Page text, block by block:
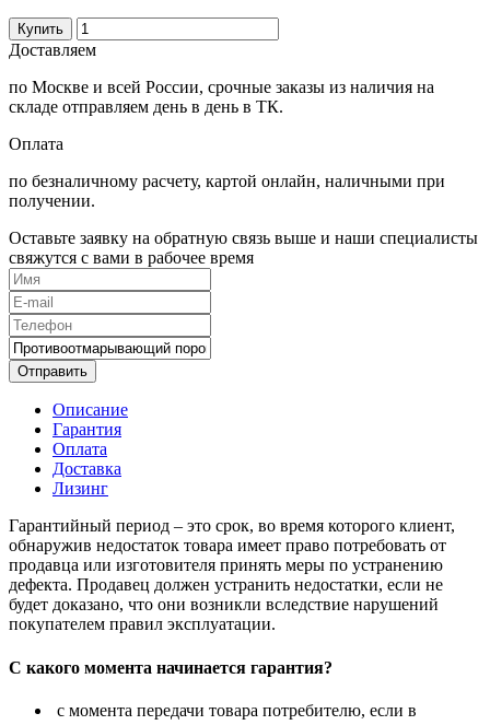
Купить
Доставляем
по Москве и всей России, срочные заказы из наличия на
складе отправляем день в день в ТК.
Оплата
по безналичному расчету, картой онлайн, наличными при
получении.
Оставьте заявку на обратную связь выше и наши специалисты
свяжутся с вами в рабочее время
Отправить
Описание
Гарантия
Оплата
Доставка
Лизинг
Гарантийный период – это срок, во время которого клиент,
обнаружив недостаток товара имеет право потребовать от
продавца или изготовителя принять меры по устранению
дефекта. Продавец должен устранить недостатки, если не
будет доказано, что они возникли вследствие нарушений
покупателем правил эксплуатации.
С какого момента начинается гарантия?
с момента передачи товара потребителю, если в